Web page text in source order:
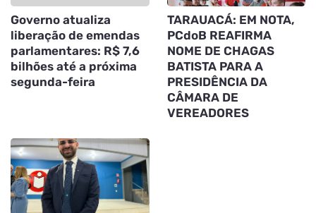
Governo atualiza
liberação de emendas
parlamentares: R$ 7,6
bilhões até a próxima
segunda-feira
TARAUACÁ: EM NOTA,
PCdoB REAFIRMA
NOME DE CHAGAS
BATISTA PARA A
PRESIDÊNCIA DA
CÂMARA DE
VEREADORES